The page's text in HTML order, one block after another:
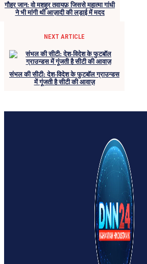
गौहर जान: वो मशहूर तवायफ़ जिससे महात्मा गांधी
ने भी मांगी थी आज़ादी की लड़ाई में मदद
NEXT ARTICLE
संभल की सीटी: देश-विदेश के फुटबॉल ग्राउन्डस
में गूंजती है सीटी की आवाज़